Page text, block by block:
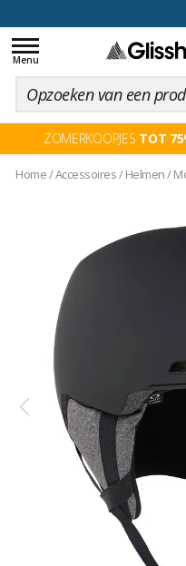
Toggle
navigation
Menu
ZOMERKOOPJES TOT
Home/Accessoires/Helmen/